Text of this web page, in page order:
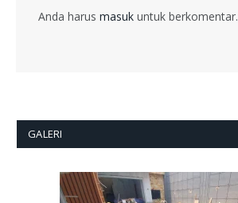
Anda harus masuk untuk berkomentar.
GALERI